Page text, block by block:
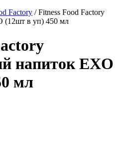
Factory /Fitness Food Factory
(12шт в уп) 450 мл
напиток EXO
мл